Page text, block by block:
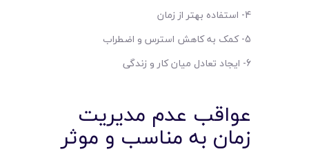
4- استفاده بهتر از زمان
5- کمک به کاهش استرس و اضطراب
6- ایجاد تعادل میان کار و زندگی
عواقب عدم مدیریت
زمان به مناسب و موثر